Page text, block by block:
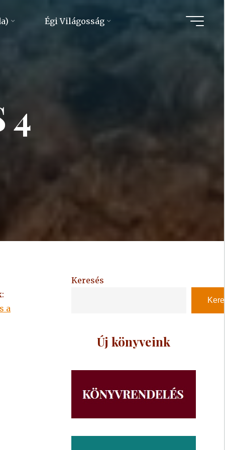
Égi Világosság
4
a
Keresés
Új könyveink